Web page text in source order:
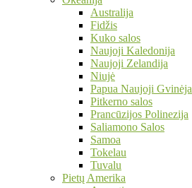
Australija
Fidžis
Kuko salos
Naujoji Kaledonija
Naujoji Zelandija
Niujė
Papua Naujoji Gvinėja
Pitkerno salos
Prancūzijos Polinezija
Saliamono Salos
Samoa
Tokelau
Tuvalu
Pietų Amerika